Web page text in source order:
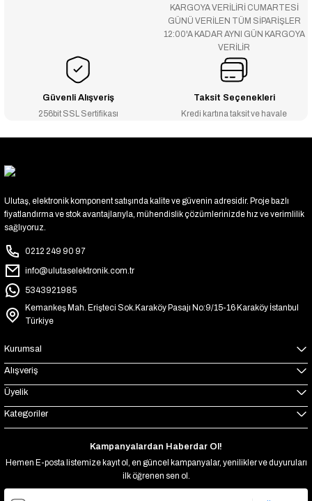
KARGOYA VERİLİRİ CUMARTESİ
GÜNÜ VERİLEN TÜM SİPARİŞLER
12:00'A KADAR AYNI GÜN KARGOYA
VERİLİR
Güvenli Alışveriş
256bit SSL Sertifikası
Taksit Seçenekleri
Kredi kartına taksit ve havale
Ulutaş, elektronik komponent satışında kalite ve güvenin adresidir. Proje bazlı
fiyatlandırma ve stok avantajlarıyla, mühendislik çözümlerinizde hız ve verimlilik
sağlıyoruz.
0212 249 90 97
info@ulutaselektronik.com.tr
5343921985
Kemankeş Mah. Erişteci Sok.Karaköy Pasajı No:9/15-16 Karaköy İstanbul
Türkiye
Kurumsal
Alışveriş
Üyelik
Kategoriler
Kampanyalardan Haberdar Ol!
Hemen E-posta listemize kayıt ol, en güncel kampanyalar, yenilikler ve duyuruları
ilk öğrenen sen ol.